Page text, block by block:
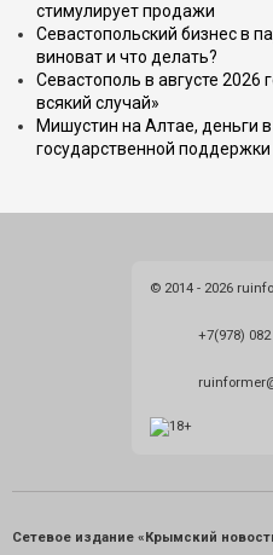
стимулирует продажи
Севастопольский бизнес в
виноват и что делать?
Севастополь в августе 2026
всякий случай»
Мишустин на Алтае, деньги
государственной
© 2014 - 2026
+7(978) 082
Сетевое издание «Крымский